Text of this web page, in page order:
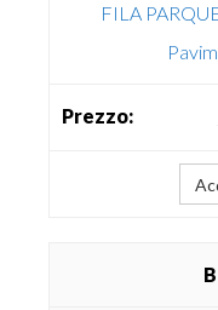
FILA